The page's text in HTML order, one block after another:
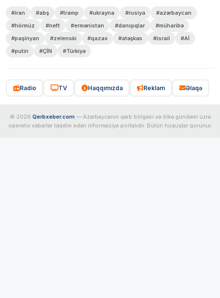
#iran #abş #tramp #ukrayna #rusiya
#azərbaycan
#hörmüz
#neft #ermənistan #danışıqlar
#müharibə
#paşinyan
#zelenski #qazax #atəşkəs #israil
#Aİ
#putin
#ÇİN #Türkiyə
Radio TV Haqqımızda Reklam Əlaqə
© 2026 Qerbxeber.com — Azərbaycanın qərb bölgəsi və ölkə gündəmi üzrə
operativ xəbərlər təqdim edən informasiya portalıdır. Bütün hüquqlar qorunur.